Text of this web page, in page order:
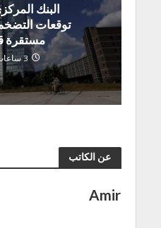
البنك
توقعات
مستقرة
3 ساعات مضى
عن الكاتب
Amir